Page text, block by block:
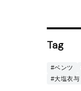
Tag
#ベンツ
#大塩衣与